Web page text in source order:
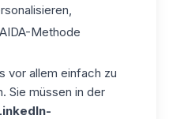
Methode
vor allem einfach zu
Sie müssen in der